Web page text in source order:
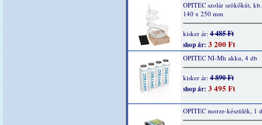
OPITEC szolár szökőkút,
140 x 250 mm
kisker ár: 4 485 Ft
shop ár: 3 200 Ft
OPITEC NI-Mh akku, 4 db
kisker ár: 4 890 Ft
shop ár: 3 495 Ft
OPITEC morze-készülék, 1